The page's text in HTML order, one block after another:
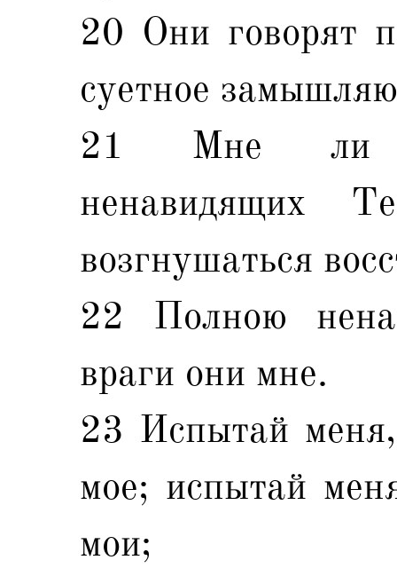
20 Они говорят
суетное
21 Мне ли
ненавидящих
возгнушаться
22 Полною
враги они мне.
23 Испытай
мое; испытай
мои;